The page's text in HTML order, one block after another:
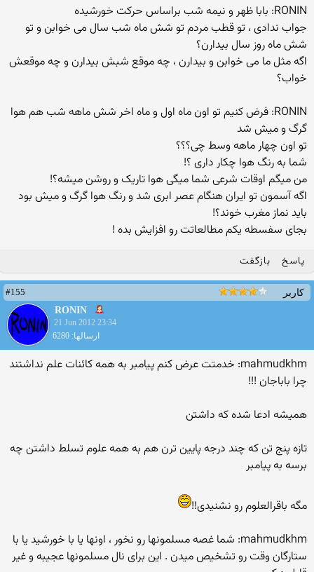
RONIN: بابا ظهر و نیمه شب براساس حرکت خورشیده
جواب ندادی ، تو قطب مردم تو شش ماه شب سال می خوابن و تو
شش ماه روز سال بیدارن؟
اگه مثل ما می خوابن و بیدارن ، چه موقع شبش بیدارن و چه موقعش
خواب؟
RONIN: فرض کنیم تو اون ماه اول و ماه اخر شش ماهه شب هم هوا
گرگ و میش شد
تو اون چهار ماهه وسط چی؟؟؟
شما به رنگ هوا چکار داری ؟!
من میگم اوقات شرعی شما میگی هوا تاریک و روشن میشه؟!
اگه آسمون تو ایران هنگام عصر ابری شد و رنگ هوا گرگ و میش بود
باید نماز مغرب خوند؟!
بجای سفسطه یکم مطالعاتت رو افزایش بده !
پاسخ بازگفت
کاربر
#155
RONIN
21 Jun 2012 23:34
ارسالها: 6280
mahmudkhm: خدمتت عرض کنم پیامبر به همه کائنات علم نداشتند
چرا باباجان !!!
همیشه ادعا شده که داشتن
تازه پنج تن که چند درجه پایین ترن هم به همه علوم تسلط داشتن چه
برسه به پیامبر
مگه باقرالعلوم رو نشنیدی!!
mahmudkhm: شما غصه مسلمونها رو نخور ، اونها یا با خورشید یا با
ستارگان وقت رو تشخیص میدن . این برای نال مسلمونها عجیبه و غیر